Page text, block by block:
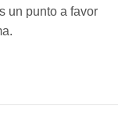
un punto a favor